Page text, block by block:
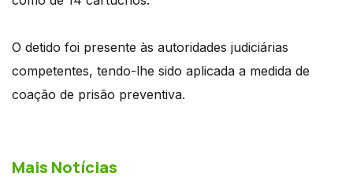
O detido foi presente às autoridades judiciárias
competentes, tendo-lhe sido aplicada a medida de
coação de prisão preventiva.
Mais Notícias